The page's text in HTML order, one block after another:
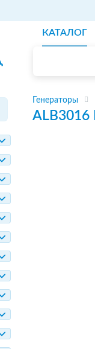
КАТАЛОГ
Генераторы
ALB3016